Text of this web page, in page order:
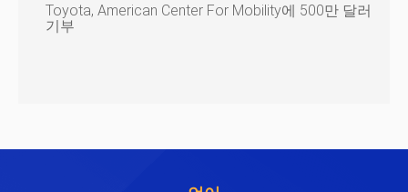
Toyota, American Center For Mobility에 500만 달러
기부